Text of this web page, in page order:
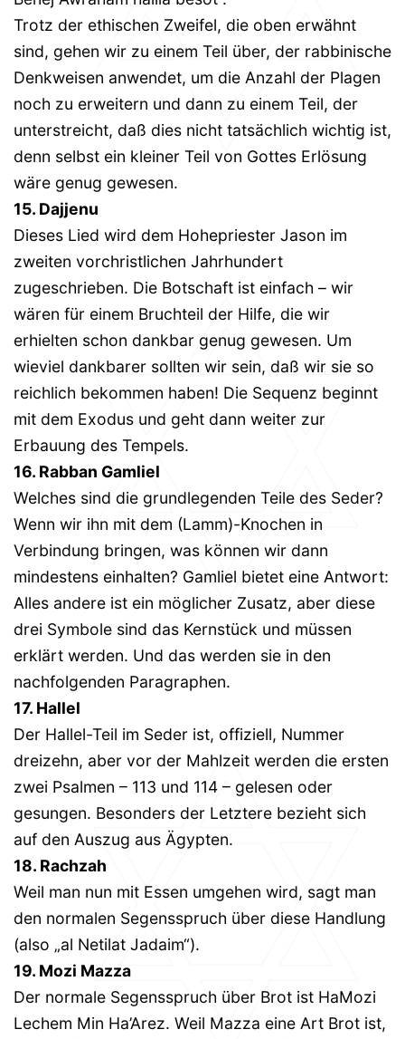
Trotz der ethischen Zweifel, die oben erwähnt
sind, gehen wir zu einem Teil über, der rabbinische
Denkweisen anwendet, um die Anzahl der Plagen
noch zu erweitern und dann zu einem Teil, der
unterstreicht, daß dies nicht tatsächlich wichtig ist,
denn selbst ein kleiner Teil von Gottes Erlösung
wäre genug gewesen.
15. Dajjenu
Dieses Lied wird dem Hohepriester Jason im
zweiten vorchristlichen Jahrhundert
zugeschrieben. Die Botschaft ist einfach – wir
wären für einem Bruchteil der Hilfe, die wir
erhielten schon dankbar genug gewesen. Um
wieviel dankbarer sollten wir sein, daß wir sie so
reichlich bekommen haben! Die Sequenz beginnt
mit dem Exodus und geht dann weiter zur
Erbauung des Tempels.
16. Rabban Gamliel
Welches sind die grundlegenden Teile des Seder?
Wenn wir ihn mit dem (Lamm)-Knochen in
Verbindung bringen, was können wir dann
mindestens einhalten? Gamliel bietet eine Antwort:
Alles andere ist ein möglicher Zusatz, aber diese
drei Symbole sind das Kernstück und müssen
erklärt werden. Und das werden sie in den
nachfolgenden Paragraphen.
17. Hallel
Der Hallel-Teil im Seder ist, offiziell, Nummer
dreizehn, aber vor der Mahlzeit werden die ersten
zwei Psalmen – 113 und 114 – gelesen oder
gesungen. Besonders der Letztere bezieht sich
auf den Auszug aus Ägypten.
18. Rachzah
Weil man nun mit Essen umgehen wird, sagt man
den normalen Segensspruch über diese Handlung
(also „al Netilat Jadaim“).
19. Mozi Mazza
Der normale Segensspruch über Brot ist HaMozi
Lechem Min Ha’Arez. Weil Mazza eine Art Brot ist,